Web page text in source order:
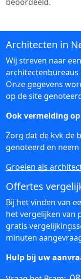
Architecten in
Wij streven naar
architectenbureaus
Onze gegevens
op de site
Ook vermelding
Zorg dat de kvk de
genoteerd en neem
Groeien als
Offertes
Bij het vinden van
het vergelijken van
gratis
minuten
Hulp bij uw